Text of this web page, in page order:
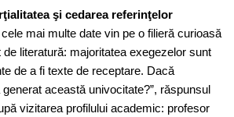
şi cedarea referinţelor
mai multe date vin pe o filieră curioasă
literatură: majoritatea exegezelor sunt
de a fi texte de receptare. Dacă
această univocitate?”, răspunsul
vizitarea profilului academic: profesor